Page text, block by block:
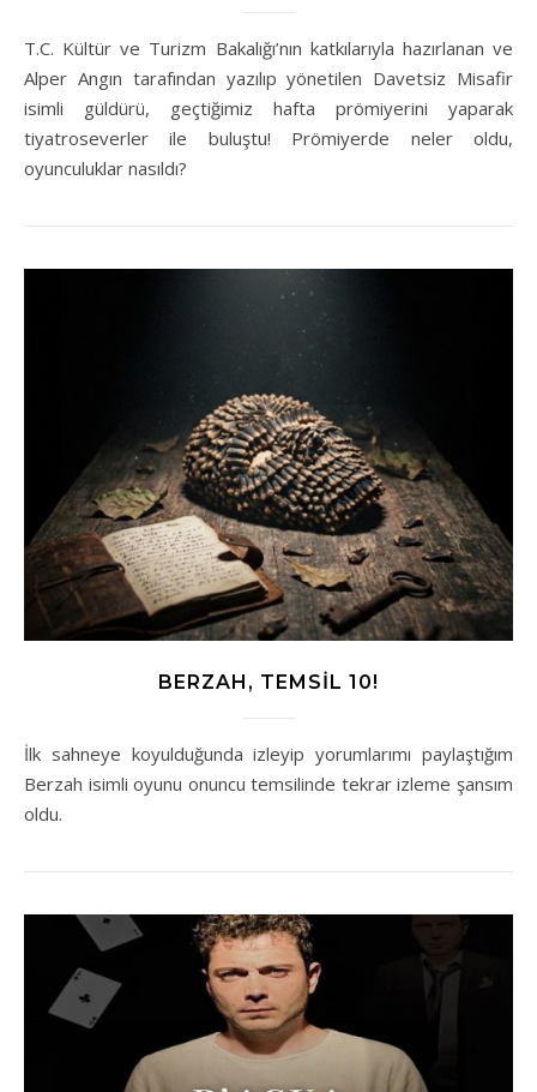
T.C. Kültür ve Turizm Bakalığı’nın katkılarıyla hazırlanan ve
Alper Angın tarafından yazılıp yönetilen Davetsiz Misafir
isimli güldürü, geçtiğimiz hafta prömiyerini yaparak
tiyatroseverler ile buluştu! Prömiyerde neler oldu,
oyunculuklar nasıldı?
BERZAH, TEMSIL 10!
İlk sahneye koyulduğunda izleyip yorumlarımı paylaştığım
Berzah isimli oyunu onuncu temsilinde tekrar izleme şansım
oldu.